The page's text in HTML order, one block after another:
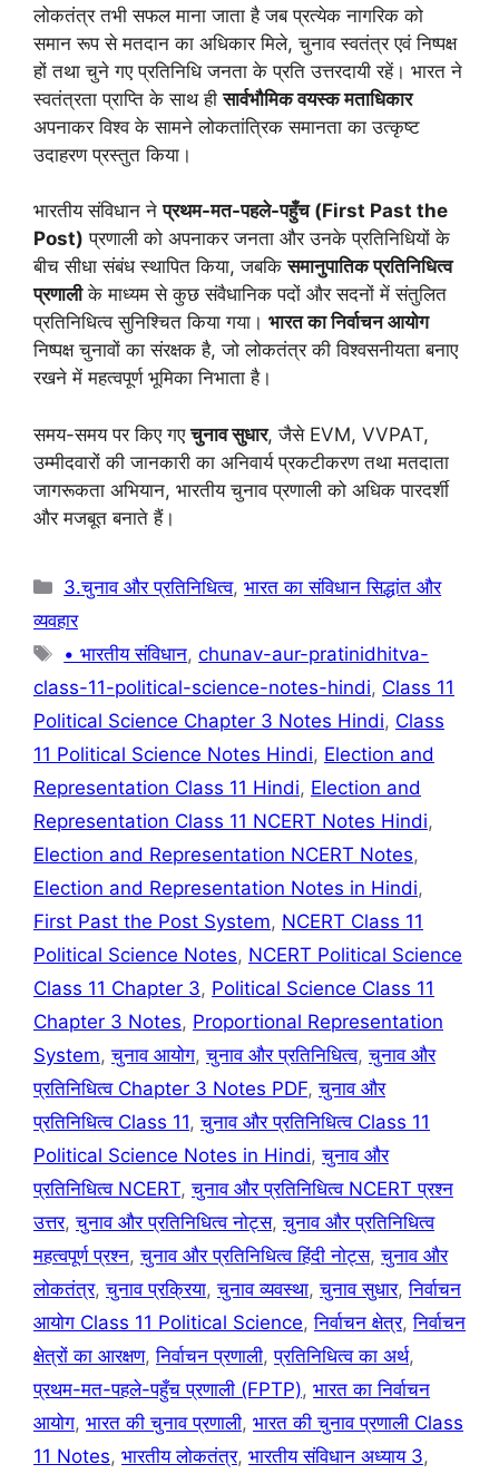
लोकतंत्र तभी सफल माना जाता है जब प्रत्येक नागरिक को
समान रूप से मतदान का अधिकार मिले, चुनाव स्वतंत्र एवं निष्पक्ष
हों तथा चुने गए प्रतिनिधि जनता के प्रति उत्तरदायी रहें। भारत ने
स्वतंत्रता प्राप्ति के साथ हीसार्वभौमिक वयस्क मताधिकार
अपनाकर विश्व के सामने लोकतांत्रिक समानता का उत्कृष्ट
उदाहरण प्रस्तुत किया।
भारतीय संविधान नेप्रथम-मत-पहले-पहुँच (First Past the
Post) प्रणाली को अपनाकर जनता और उनके प्रतिनिधियों के
बीच सीधा संबंध स्थापित किया, जबकिसमानुपातिक प्रतिनिधित्व
प्रणालीके माध्यम से कुछ संवैधानिक पदों और सदनों में संतुलित
प्रतिनिधित्व सुनिश्चित किया गया। भारत का निर्वाचन आयोग
निष्पक्ष चुनावों का संरक्षक है, जो लोकतंत्र की विश्वसनीयता बनाए
रखने में महत्वपूर्ण भूमिका निभाता है।
समय-समय पर किए गएचुनाव सुधार, जैसे EVM, VVPAT,
उम्मीदवारों की जानकारी का अनिवार्य प्रकटीकरण तथा मतदाता
जागरूकता अभियान, भारतीय चुनाव प्रणाली को अधिक पारदर्शी
और मजबूत बनाते हैं।
Categories
3.चुनाव और प्रतिनिधित्व,भारत का संविधान सिद्धांत और
व्यवहार
Tags
• भारतीय संविधान,chunav-aur-pratinidhitva-
class-11-political-science-notes-hindi, Class 11
Political Science Chapter 3 Notes Hindi, Class
11 Political Science Notes Hindi, Election and
Representation Class 11 Hindi, Election and
Representation Class 11 NCERT Notes Hindi,
Election and Representation NCERT Notes,
Election and Representation Notes in Hindi,
First Past the Post System, NCERT Class 11
Political Science Notes, NCERT Political Science
Class 11 Chapter 3, Political Science Class 11
Chapter 3 Notes, Proportional Representation
System,चुनाव आयोग,चुनाव और प्रतिनिधित्व,चुनाव और
प्रतिनिधित्व Chapter 3 Notes PDF,चुनाव और
प्रतिनिधित्व Class 11,चुनाव और प्रतिनिधित्व Class 11
Political Science Notes in Hindi,चुनाव और
प्रतिनिधित्व NCERT,चुनाव और प्रतिनिधित्व NCERT प्रश्न
उत्तर,चुनाव और प्रतिनिधित्व नोट्स,चुनाव और प्रतिनिधित्व
महत्वपूर्ण प्रश्न,चुनाव और प्रतिनिधित्व हिंदी नोट्स,चुनाव और
लोकतंत्र,चुनाव प्रक्रिया,चुनाव व्यवस्था,चुनाव सुधार,निर्वाचन
आयोग Class 11 Political Science,निर्वाचन क्षेत्र,निर्वाचन
क्षेत्रों का आरक्षण,निर्वाचन प्रणाली,प्रतिनिधित्व का अर्थ,
प्रथम-मत-पहले-पहुँच प्रणाली (FPTP), भारत का निर्वाचन
आयोग, भारत की चुनाव प्रणाली, भारत की चुनाव प्रणाली Class
11 Notes, भारतीय लोकतंत्र, भारतीय संविधान अध्याय 3,